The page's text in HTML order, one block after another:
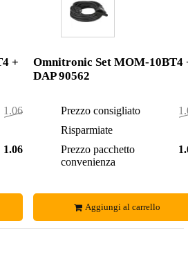
+
1.068,00 €
1.066,00 €
Omnitronic Set MOM-10BT4
DAP 90562
Prezzo consigliato
Risparmiate
Prezzo pacchetto
convenienza
Aggiungi al carrello